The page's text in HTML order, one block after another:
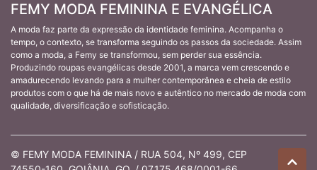
FEMY MODA FEMININA E EVANGÉLICA
A moda faz parte da expressão da identidade feminina. Acompanha o
tempo, o contexto, se transforma seguindo os passos da sociedade. Assim
como a moda, a Femy se transformou, sem perder sua essência.
Produzindo roupas evangélicas desde 2001, a marca vem crescendo e
amadurecendo levando para a mulher contemporânea e cheia de estilo
produtos com o que há de mais novo e autêntico no mercado de moda com
qualidade, diversificação e sofisticação.
© FEMY MODA FEMININA / RUA 504, Nº 499, CEP